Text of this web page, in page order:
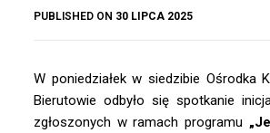
PUBLISHED ON 30 LIPCA 2025
W poniedziałek w siedzibie Ośrodka
Bierutowie odbyło się spotkanie
zgłoszonych w ramach programu